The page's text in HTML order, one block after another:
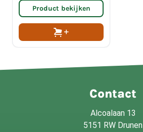
Product bekijken
Contact
Alcoalaan 13
5151 RW Drunen